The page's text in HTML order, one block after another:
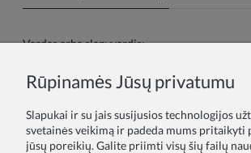
Vardas arba slapyvardis:
Rūpinamės Jūsų privatumu
Slapukai ir su jais susijusios technologijos
svetainės veikimą ir padeda mums pritaikyti
jūsų poreikių. Galite priimti visų šių failų